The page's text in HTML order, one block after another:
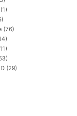
(1)
(76)
(29)